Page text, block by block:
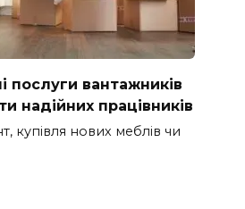
послуги вантажників
надійних працівників
купівля нових меблів чи